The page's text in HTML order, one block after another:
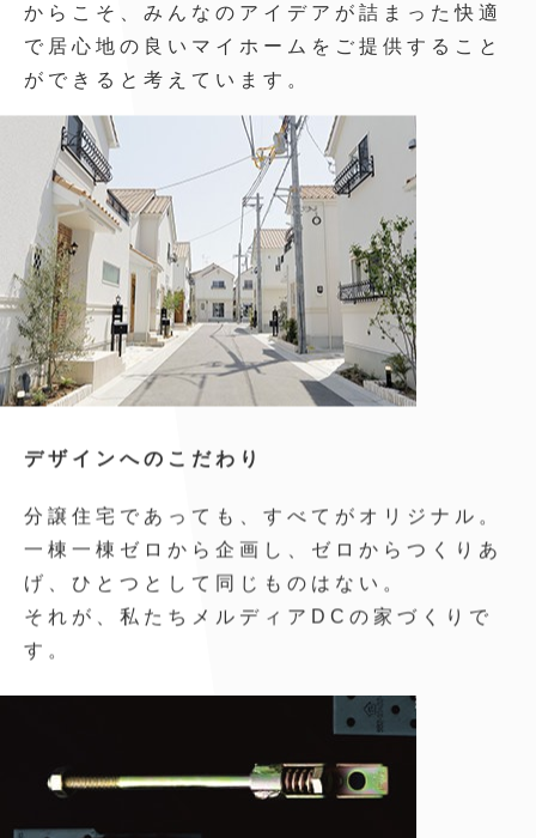
からこそ、みんなのアイデアが詰まった快適
で居心地の良いマイホームをご提供すること
ができると考えています。
デザインへのこだわり
分譲住宅であっても、すべてがオリジナル。
一棟一棟ゼロから企画し、ゼロからつくりあ
げ、ひとつとして同じものはない。
それが、私たちメルディアDCの家づくりで
す。